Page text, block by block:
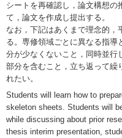
シートを再確認し，論文構想
て，論文を作成し提出する。
なお，下記はあくまで理念的，
る。専修領域ごとに異なる指
分が少なくないこと，同時並行
部分を含むこと，立ち返って繰
れたい。
Students will learn how to
skeleton sheets. Students will
while discussing about prior
thesis interim presentation,